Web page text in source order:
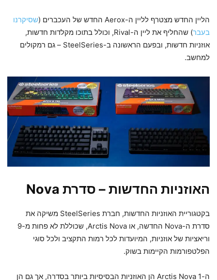
הליין החדש מצטרף לליין ה-Aerox החדש של העכברים (
שסיקרנו
בעבר
) שהחליף את ליין ה-Rival, וכולל בתוכו מקלדות חדשות,
אוזניות חדשות, ובפעם הראשונה ב-SteelSeries – גם רמקולים
למחשב.
האוזניות החדשות – סדרת Nova
בקטגוריית האוזניות החדשות, חברת SteelSeries משיקה את
סדרת ה-Nova החדשה, או Arctis Nova, שכוללת לא פחות מ-9
וריאציות של אוזניות, המיועדות לכל רמות התקציב ולכל סוגי
הפלטפורמות הקיימות בשוק.
ה-Arctis Nova 1 הן האוזניות הבסיסיות ביותר בסדרה, אך גם הן